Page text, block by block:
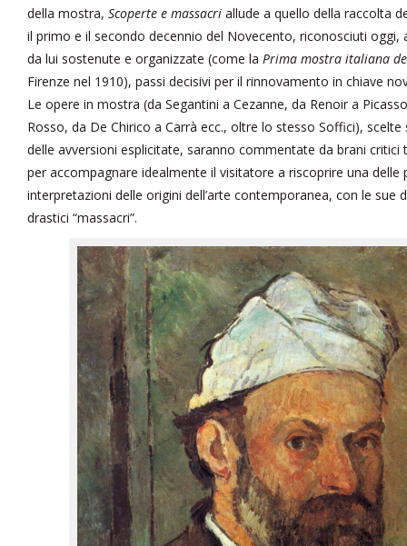
della mostra, Scoperte e massacri allude a quello della raccolta
il primo e il secondo decennio del Novecento, riconosciuti oggi,
da lui sostenute e organizzate (come la Prima mostra italiana
Firenze nel 1910), passi decisivi per il rinnovamento in chiave
Le opere in mostra (da Segantini a Cezanne, da Renoir a
Rosso, da De Chirico a Carrà ecc., oltre lo stesso Soffici),
delle avversioni esplicitate, saranno commentate da brani critici
per accompagnare idealmente il visitatore a riscoprire una
interpretazioni delle origini dell’arte contemporanea, con le sue
drastici “massacri”.